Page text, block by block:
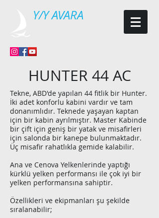
Y/Y AVARA
Tekne, ABD'de yapılan 44 fitlik bir Hunter.
İki adet konforlu kabini vardır ve tam
donanımlıdır. Teknede yaşayan kaptan
için bir kabin ayrılmıştır. Master Kabinde
bir çift için geniş bir yatak ve misafirleri
için salonda bir kanepe bulunmaktadır.
Üç misafir rahatlıkla gemide kalabilir.
Ana ve Cenova Yelkenlerinde yaptığı
kürklü yelken performansı ile çok iyi bir
yelken performansına sahiptir.
Özellikleri ve ekipmanları şu şekilde
sıralanabilir;
HUNTER 44 AC